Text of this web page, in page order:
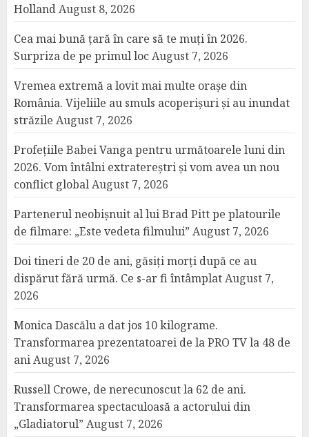
HollandAugust 8, 2026
Cea mai bună țară în care să te muți în 2026.
Surpriza de pe primul locAugust 7, 2026
Vremea extremă a lovit mai multe orașe din
România. Vijeliile au smuls acoperișuri și au inundat
străzile August 7, 2026
Profețiile Babei Vanga pentru următoarele luni din
2026. Vom întâlni extratereștri și vom avea un nou
conflict globalAugust 7, 2026
Partenerul neobișnuit al lui Brad Pitt pe platourile
de filmare: „Este vedeta filmului” August 7, 2026
Doi tineri de 20 de ani, găsiți morți după ce au
dispărut fără urmă. Ce s-ar fi întâmplatAugust 7,
2026
Monica Dascălu a dat jos 10 kilograme.
Transformarea prezentatoarei de la PRO TV la 48 de
aniAugust 7, 2026
Russell Crowe, de nerecunoscut la 62 de ani.
Transformarea spectaculoasă a actorului din
„Gladiatorul” August 7, 2026